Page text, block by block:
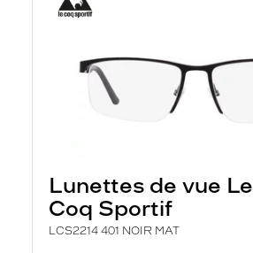
Lunettes de vue Le
Coq Sportif
LCS2214 401 NOIR MAT